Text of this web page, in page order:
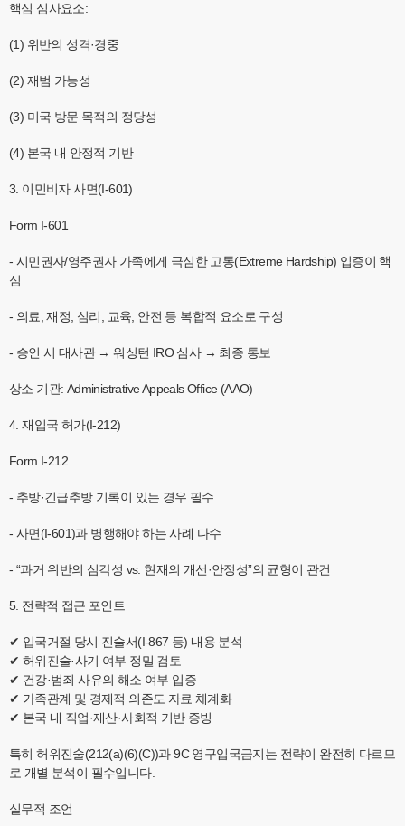
핵심 심사요소:
(1) 위반의 성격·경중
(2) 재범 가능성
(3) 미국 방문 목적의 정당성
(4) 본국 내 안정적 기반
3. 이민비자 사면(I-601)
Form I-601
- 시민권자/영주권자 가족에게 극심한 고통(Extreme Hardship) 입증이 핵
심
- 의료, 재정, 심리, 교육, 안전 등 복합적 요소로 구성
- 승인 시 대사관 → 워싱턴 IRO 심사 → 최종 통보
상소 기관: Administrative Appeals Office (AAO)
4. 재입국 허가(I-212)
Form I-212
- 추방·긴급추방 기록이 있는 경우 필수
- 사면(I-601)과 병행해야 하는 사례 다수
- “과거 위반의 심각성 vs. 현재의 개선·안정성”의 균형이 관건
5. 전략적 접근 포인트
✔ 입국거절 당시 진술서(I-867 등) 내용 분석
✔ 허위진술·사기 여부 정밀 검토
✔ 건강·범죄 사유의 해소 여부 입증
✔ 가족관계 및 경제적 의존도 자료 체계화
✔ 본국 내 직업·재산·사회적 기반 증빙
특히 허위진술(212(a)(6)(C))과 9C 영구입국금지는 전략이 완전히 다르므
로 개별 분석이 필수입니다.
실무적 조언